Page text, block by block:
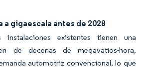
gigaescala antes de 2028
existentes tienen una
de decenas de megavatios-hora,
automotriz convencional, lo que